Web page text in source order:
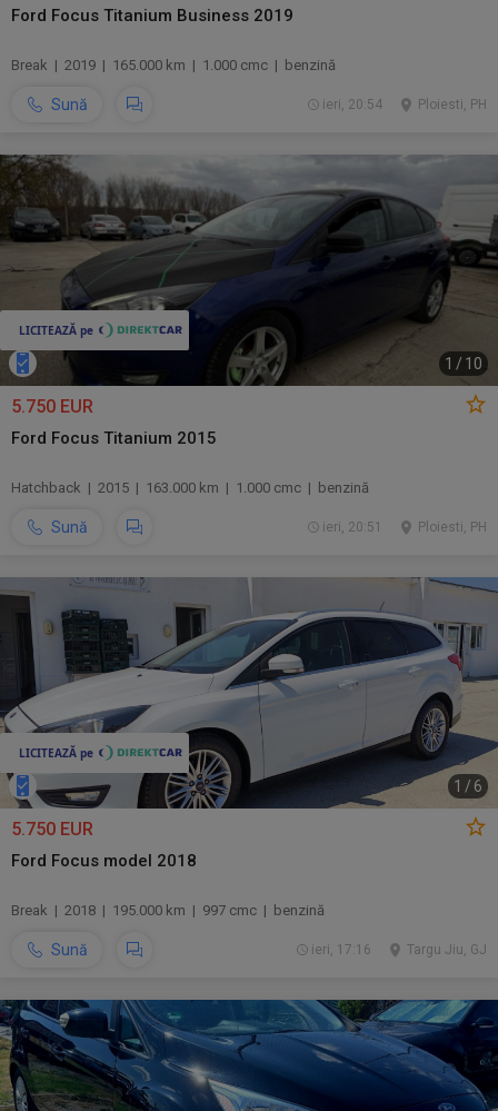
Ford Focus Titanium Business 2019
Break | 2019 | 165.000 km | 1.000 cmc | benzină
Sună Ploiesti, PH
ieri, 20:54
1 / 10
5.750 EUR
Ford Focus Titanium 2015
Hatchback | 2015 | 163.000 km | 1.000 cmc | benzină
Sună Ploiesti, PH
ieri, 20:51
1 / 6
5.750 EUR
Ford Focus model 2018
Break | 2018 | 195.000 km | 997 cmc | benzină
Sună Targu Jiu, GJ
ieri, 17:16